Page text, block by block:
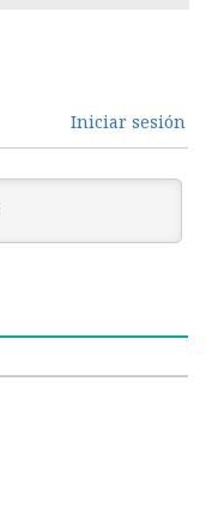
Iniciar sesión